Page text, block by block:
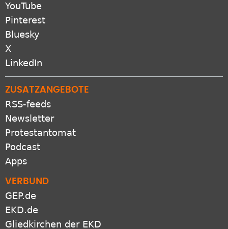
YouTube
Pinterest
Bluesky
X
LinkedIn
ZUSATZANGEBOTE
RSS-feeds
Newsletter
Protestantomat
Podcast
Apps
VERBUND
GEP.de
EKD.de
Gliedkirchen der EKD